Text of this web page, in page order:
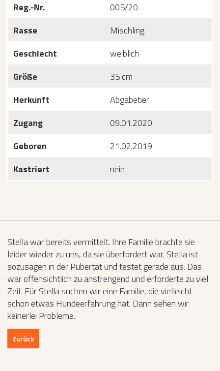
Reg.-Nr.
005/20
Rasse
Mischling
Geschlecht
weiblich
Größe
35 cm
Herkunft
Abgabetier
Zugang
09.01.2020
Geboren
21.02.2019
Kastriert
nein
Stella war bereits vermittelt. Ihre Familie brachte sie
leider wieder zu uns, da sie überfordert war. Stella ist
sozusagen in der Pubertät und testet gerade aus. Das
war offensichtlich zu anstrengend und erforderte zu viel
Zeit. Für Stella suchen wir eine Familie, die vielleicht
schon etwas Hundeerfahrung hat. Dann sehen wir
keinerlei Probleme.
Zurück